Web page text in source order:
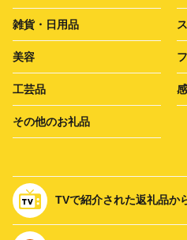
雑貨・日用品
美容
工芸品
その他のお礼品
TVで紹介された返礼品か